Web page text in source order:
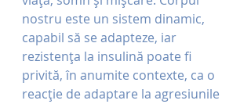
nostru este un sistem dinamic,
capabil să se adapteze, iar
rezistența la insulină poate fi
privită, în anumite contexte, ca o
reacție de adaptare la agresiunile